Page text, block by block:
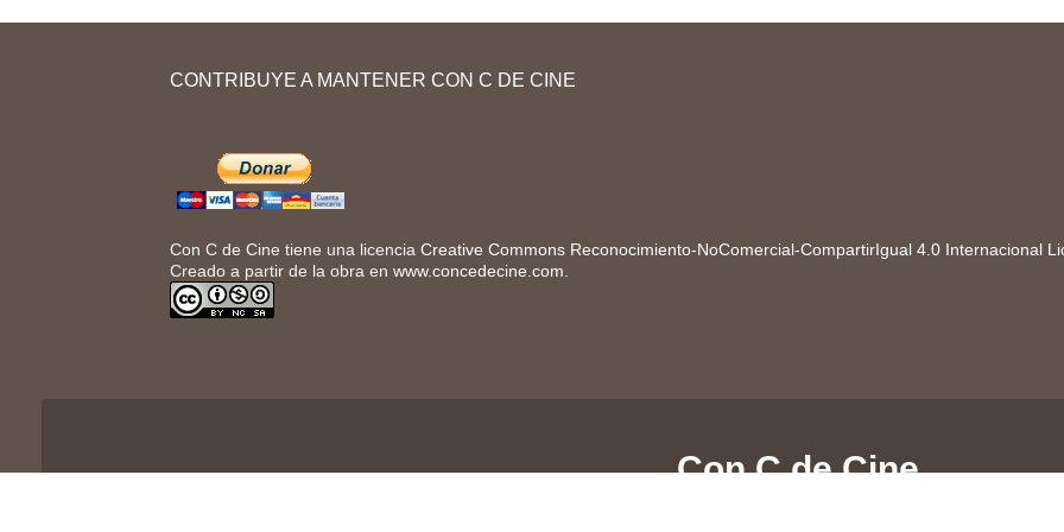
En la primera entrega de «Relatos salvajes»
profesión…). A continuación, vas a describirlas
En esta guía didáctica vas a participar en una
CONTRIBUYE A MANTENER CON C DE CINE
Con C de Cine tiene una licencia Creative Commons Reconocimiento-NoComercial-CompartirIgual 4.0 Internacional
Creado a partir de la obra en www.concedecine.com
Con C de Cine